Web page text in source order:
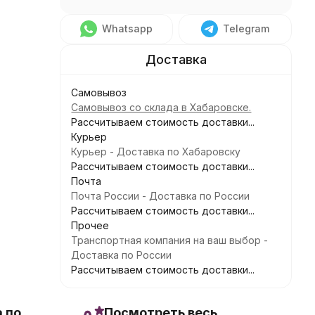
Whatsapp Telegram
Самовывоз
Самовывоз со склада в Хабаровске.
Рассчитываем стоимость доставки...
Курьер
Курьер - Доставка по Хабаровску
Рассчитываем стоимость доставки...
Почта
Почта России - Доставка по России
Рассчитываем стоимость доставки...
Прочее
Транспортная компания на ваш выбор -
Доставка по России
Рассчитываем стоимость доставки...